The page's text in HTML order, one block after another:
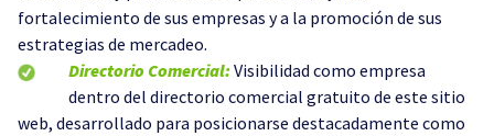
fortalecimiento de sus empresas y a la promoción de sus
estrategias de mercadeo.
Directorio Comercial:Visibilidad como empresa
dentro del directorio comercial gratuito de este sitio
web, desarrollado para posicionarse destacadamente como